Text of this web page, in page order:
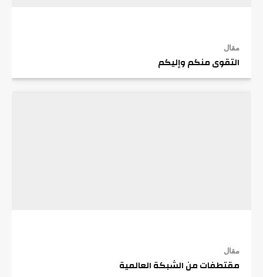
مقال
التقوى منكم وإليكم
مقال
مقتطفات من الشبكة العالمية